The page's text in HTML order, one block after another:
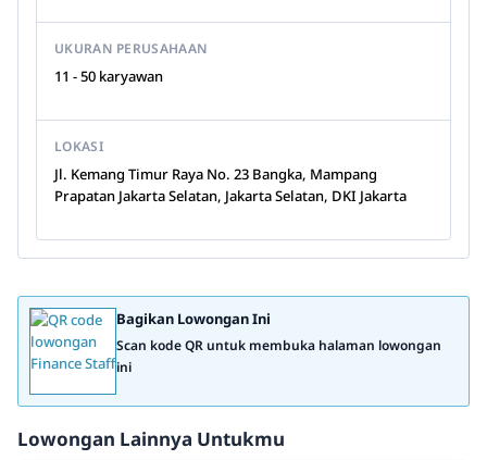
UKURAN PERUSAHAAN
11 - 50 karyawan
LOKASI
Jl. Kemang Timur Raya No. 23 Bangka, Mampang
Prapatan Jakarta Selatan, Jakarta Selatan, DKI Jakarta
Bagikan Lowongan Ini
Scan kode QR untuk membuka halaman lowongan
ini
Lowongan Lainnya Untukmu